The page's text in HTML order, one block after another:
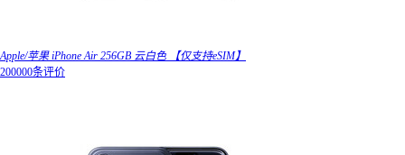
Apple/苹果 iPhone Air 256GB 云白色 【仅支持eSIM】
200000条评价